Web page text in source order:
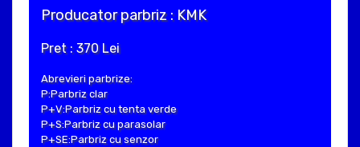
Producator parbriz : KMK
Pret : 370 Lei
Abrevieri parbrize:
P:Parbriz clar
P+V:Parbriz cu tenta verde
P+S:Parbriz cu parasolar
P+SE:Parbriz cu senzor